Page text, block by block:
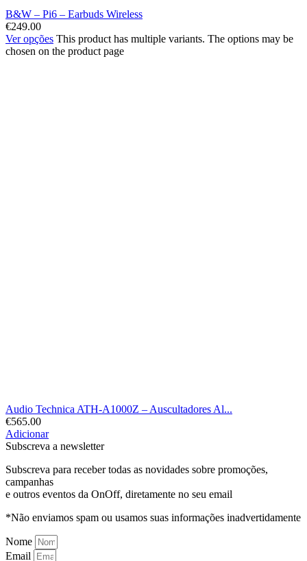
B&W – Pi6 – Earbuds Wireless
€249.00
Ver opções This product has multiple variants. The options may be
chosen on the product page
Audio Technica ATH-A1000Z – Auscultadores Al...
€565.00
Adicionar
Subscreva a newsletter
Subscreva para receber todas as novidades sobre promoções,
campanhas
e outros eventos da OnOff, diretamente no seu email
*Não enviamos spam ou usamos suas informações inadvertidamente
Nome
Email